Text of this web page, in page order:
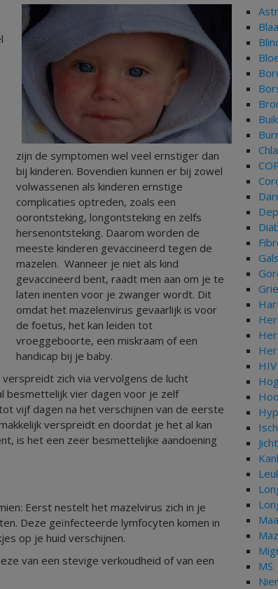
zijn de symptomen wel veel ernstiger dan
bij kinderen. Bovendien kunnen er bij zowel
volwassenen als kinderen ernstige
complicaties optreden, zoals een
oorontsteking, longontsteking en zelfs
hersenontsteking. Daarom worden de
meeste kinderen gevaccineerd tegen de
mazelen. Wanneer je niet als kind
gevaccineerd bent, raadt men aan om je te
laten inenten voor je zwanger wordt. Dit
omdat het mazelenvirus gevaarlijk is voor
de foetus, het kan leiden tot
vroeggeboorte, een miskraam of een
handicap bij je baby.
zich via vervolgens de lucht
besmettelijk vier dagen voor je zelf
vijf dagen na het verschijnen van de eerste
verspreidt en doordat je het al kan
is het een zeer besmettelijke aandoening
Eerst nestelt het mazelvirus zich in je
Deze geïnfecteerde lymfocyten komen in
op je huid verschijnen.
van een stevige verkoudheid of van een
HIV
Jicht
MS